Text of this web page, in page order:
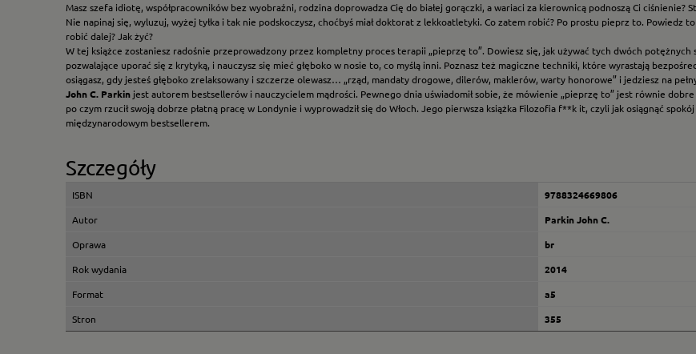
Masz szefa idiotę, współpracowników bez wyobraźni, rodzina doprowadza Cię do białej gorączki, a wariaci za kierownicą podnoszą Ci
Nie napinaj się, wyluzuj, wyżej tyłka i tak nie podskoczysz, choćbyś miał doktorat z lekkoatletyki. Co zatem robić? Po prostu pieprz to. Powiedz
robić dalej? Jak żyć?
W tej książce zostaniesz radośnie przeprowadzony przez kompletny proces terapii „pieprzę to”. Dowiesz się, jak używać tych dwóch potężnych
pozwalające uporać się z krytyką, i nauczysz się mieć głęboko w nosie to, co myślą inni. Poznasz też magiczne techniki, które wyrastają
osiągasz, gdy jesteś głęboko zrelaksowany i szczerze olewasz… „rząd, mandaty drogowe, dilerów, maklerów, warty honorowe” i jedziesz na
John C. Parkin jest autorem bestsellerów i nauczycielem mądrości. Pewnego dnia uświadomił sobie, że mówienie „pieprzę to” jest równie
po czym rzucił swoją dobrze płatną pracę w Londynie i wyprowadził się do Włoch. Jego pierwsza książka Filozofia f**k it, czyli jak osiągnąć
międzynarodowym bestsellerem.
Szczegóły
ISBN
9788324669806
Autor
Parkin John C.
Oprawa
br
Rok wydania
2014
Format
a5
Stron
355